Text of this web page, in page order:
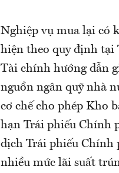
Nghiệp vụ mua lại có
hiện theo quy định tại
Tài chính hướng dẫn
nguồn ngân quỹ nhà
cơ chế cho phép Kho
hạn Trái phiếu Chính
dịch Trái phiếu Chính
nhiều mức lãi suất